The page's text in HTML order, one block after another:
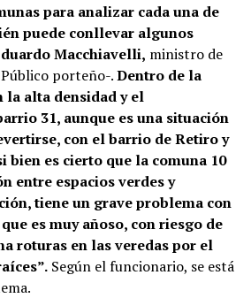
para analizar cada una de
puede conllevar algunos
Macchiavelli, ministro de
porteño-.Dentro de la
la alta densidad y el
31, aunque es una situación
con el barrio de Retiro y
bien es cierto que la comuna 10
entre espacios verdes y
tiene un grave problema con
es muy añoso, con riesgo de
roturas en las veredas por el
Según el funcionario, se está